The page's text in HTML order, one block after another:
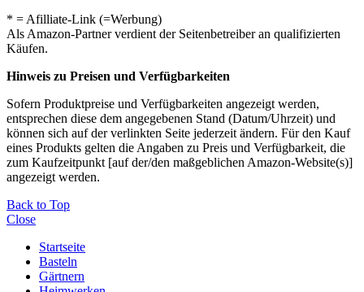
* = Afilliate-Link (=Werbung)
Als Amazon-Partner verdient der Seitenbetreiber an qualifizierten
Käufen.
Hinweis zu Preisen und Verfügbarkeiten
Sofern Produktpreise und Verfügbarkeiten angezeigt werden,
entsprechen diese dem angegebenen Stand (Datum/Uhrzeit) und
können sich auf der verlinkten Seite jederzeit ändern. Für den Kauf
eines Produkts gelten die Angaben zu Preis und Verfügbarkeit, die
zum Kaufzeitpunkt [auf der/den maßgeblichen Amazon-Website(s)]
angezeigt werden.
Back to Top
Close
Startseite
Basteln
Gärtnern